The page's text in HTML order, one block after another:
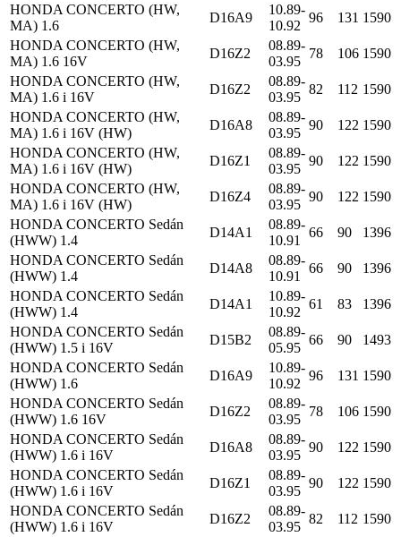
HONDA CONCERTO (HW,
MA) 1.6
D16A9
10.89-
10.92
96 131 1590
HONDA CONCERTO (HW,
MA) 1.6 16V
D16Z2
08.89-
03.95
78 106 1590
HONDA CONCERTO (HW,
MA) 1.6 i 16V
D16Z2
08.89-
03.95
82 112 1590
HONDA CONCERTO (HW,
MA) 1.6 i 16V (HW)
D16A8
08.89-
03.95
90 122 1590
HONDA CONCERTO (HW,
MA) 1.6 i 16V (HW)
D16Z1
08.89-
03.95
90 122 1590
HONDA CONCERTO (HW,
MA) 1.6 i 16V (HW)
D16Z4
08.89-
03.95
90 122 1590
HONDA CONCERTO Sedán
(HWW) 1.4
D14A1
08.89-
10.91
66 90
1396
HONDA CONCERTO Sedán
(HWW) 1.4
D14A8
08.89-
10.91
66 90
1396
HONDA CONCERTO Sedán
(HWW) 1.4
D14A1
10.89-
10.92
61 83
1396
HONDA CONCERTO Sedán
(HWW) 1.5 i 16V
D15B2
08.89-
05.95
66 90
1493
HONDA CONCERTO Sedán
(HWW) 1.6
D16A9
10.89-
10.92
96 131 1590
HONDA CONCERTO Sedán
(HWW) 1.6 16V
D16Z2
08.89-
03.95
78 106 1590
HONDA CONCERTO Sedán
(HWW) 1.6 i 16V
D16A8
08.89-
03.95
90 122 1590
HONDA CONCERTO Sedán
(HWW) 1.6 i 16V
D16Z1
08.89-
03.95
90 122 1590
HONDA CONCERTO Sedán
(HWW) 1.6 i 16V
D16Z2
08.89-
03.95
82 112 1590